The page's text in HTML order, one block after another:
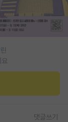
댓글쓰기